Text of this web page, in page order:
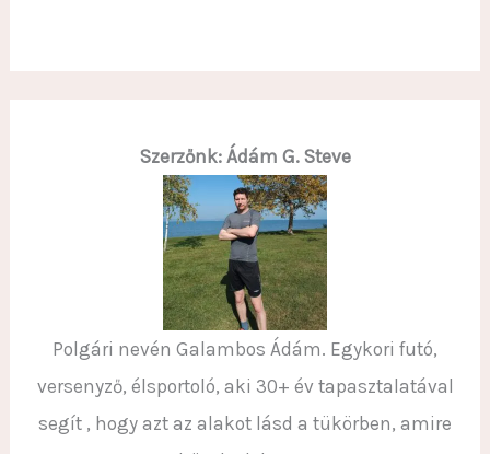
Szerzőnk: Ádám G. Steve
Polgári nevén Galambos Ádám. Egykori futó,
versenyző, élsportoló, aki 30+ év tapasztalatával
segít , hogy azt az alakot lásd a tükörben, amire